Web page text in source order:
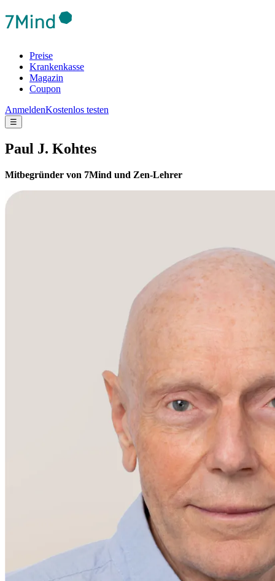
Preise
Krankenkasse
Magazin
Coupon
AnmeldenKostenlos testen
☰
Paul J. Kohtes
Mitbegründer von 7Mind und Zen-Lehrer